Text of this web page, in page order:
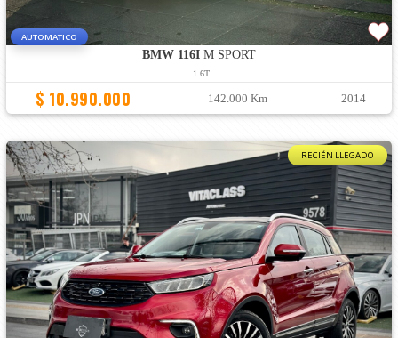
AUTOMATICO
BMW 116IM SPORT
1.6T
$ 10.990.000 142.000 Km 2014
RECIÉN LLEGADO